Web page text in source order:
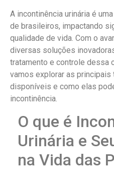
A incontinência urinária é
de brasileiros, impactando
qualidade de vida. Com o
diversas soluções
tratamento e controle dessa
vamos explorar as
disponíveis e como elas
incontinência.
O que é
Urinária e
na Vida das